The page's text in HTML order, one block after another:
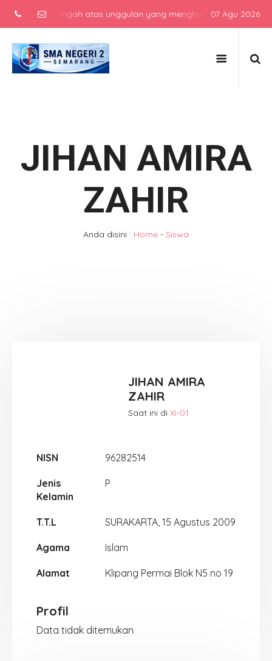
menengah atas unggulan yang menghasilkan lulusan
07 Agu 2026
JIHAN AMIRA
ZAHIR
Anda disini : Home - Siswa
JIHAN AMIRA
ZAHIR
Saat ini diXI-01
NISN 96282514
Jenis
Kelamin
P
T.T.L SURAKARTA, 15 Agustus 2009
Agama Islam
Alamat Klipang Permai Blok N5 no 19
Profil
Data tidak ditemukan